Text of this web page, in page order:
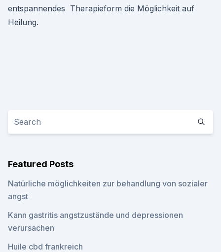
entspannendes Therapieform die Möglichkeit auf
Heilung.
Featured Posts
Natürliche möglichkeiten zur behandlung von sozialer
angst
Kann gastritis angstzustände und depressionen
verursachen
Huile cbd frankreich